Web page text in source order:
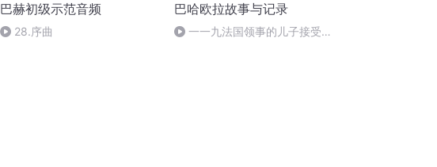
巴赫初级示范音频
28.序曲
巴哈欧拉故事与记录
一一九法国领事的儿子接受信